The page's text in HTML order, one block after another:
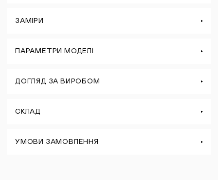
ЗАМІРИ
ПАРАМЕТРИ МОДЕЛІ
ДОГЛЯД ЗА ВИРОБОМ
СКЛАД
УМОВИ ЗАМОВЛЕННЯ